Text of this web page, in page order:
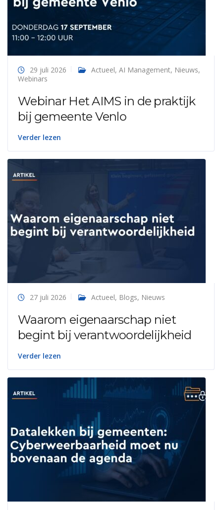
29 juli 2026 Actueel, AI Management, Nieuws,
Webinars
Webinar Het AIMS in de praktijk
bij gemeente Venlo
Verder lezen
27 juli 2026 Actueel, Blogs, Nieuws
Waarom eigenaarschap niet
begint bij verantwoordelijkheid
Verder lezen